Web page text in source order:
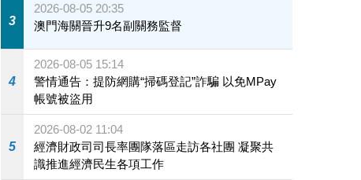
3
2026-08-05 20:35
澳門海關晉升9名副關務監督
4
2026-08-05 15:14
警情通告：提防網購“掃碼登記”詐騙 以免MPay
帳號被盜用
5
2026-08-02 11:04
經濟財政司司長率團隊落區走訪各社團 凝聚共
識推進經濟民生各項工作